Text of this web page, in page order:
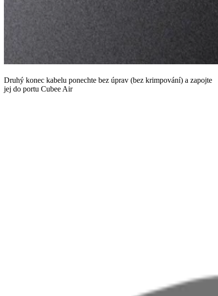
Druhý konec kabelu ponechte bez úprav (bez krimpování) a zapojte
jej do portu Cubee Air